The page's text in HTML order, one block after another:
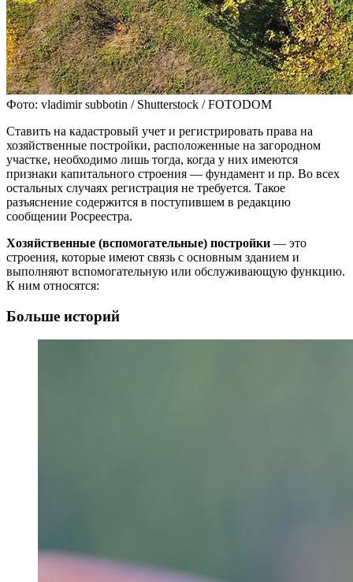
Фото: vladimir subbotin / Shutterstock / FOTODOM
Ставить на кадастровый учет и регистрировать права на
хозяйственные постройки, расположенные на загородном
участке, необходимо лишь тогда, когда у них имеются
признаки капитального строения — фундамент и пр. Во всех
остальных случаях регистрация не требуется. Такое
разъяснение содержится в поступившем в редакцию
сообщении Росреестра.
Хозяйственные (вспомогательные) постройки — это
строения, которые имеют связь с основным зданием и
выполняют вспомогательную или обслуживающую функцию.
К ним относятся:
Больше историй